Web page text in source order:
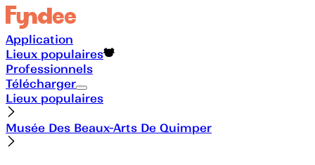
Application
Lieux populaires
Professionnels
Télécharger
Lieux populaires
Musée Des Beaux-Arts De Quimper